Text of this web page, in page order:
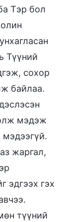
Тэр бол
Түүний
сохор
байлаа.
мэдэж
мэдээгүй.
жаргал,
эдгээх гэх
түүний